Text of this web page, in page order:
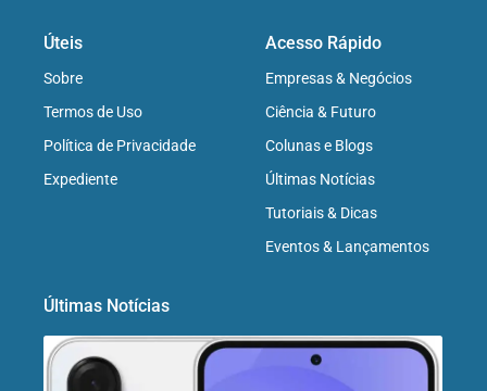
Úteis
Sobre
Termos de Uso
Política de Privacidade
Expediente
Acesso Rápido
Empresas & Negócios
Ciência & Futuro
Colunas e Blogs
Últimas Notícias
Tutoriais & Dicas
Eventos & Lançamentos
Últimas Notícias